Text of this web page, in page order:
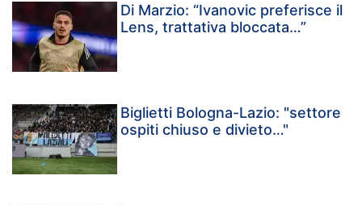
Di Marzio: “Ivanovic preferisce il
Lens, trattativa bloccata…”
Biglietti Bologna-Lazio: "settore
ospiti chiuso e divieto…"